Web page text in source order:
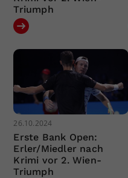
Triumph
26.10.2024
Erste Bank Open:
Erler/Miedler nach
Krimi vor 2. Wien-
Triumph